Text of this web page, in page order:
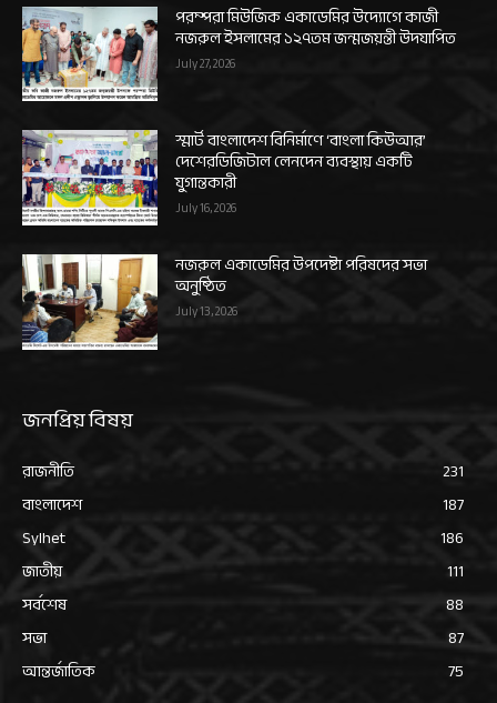
পরম্পরা মিউজিক একাডেমির উদ্যোগে কাজী
নজরুল ইসলামের ১২৭তম জন্মজয়ন্তী উদযাপিত
July 27, 2026
স্মার্ট বাংলাদেশ বিনির্মাণে ‘বাংলা কিউআর’
দেশেরডিজিটাল লেনদেন ব্যবস্থায় একটি
যুগান্তকারী
July 16, 2026
নজরুল একাডেমির উপদেষ্টা পরিষদের সভা
অনুষ্ঠিত
July 13, 2026
জনপ্রিয় বিষয়
রাজনীতি
231
বাংলাদেশ
187
Sylhet
186
জাতীয়
111
সর্বশেষ
88
সভা
87
আন্তর্জাতিক
75